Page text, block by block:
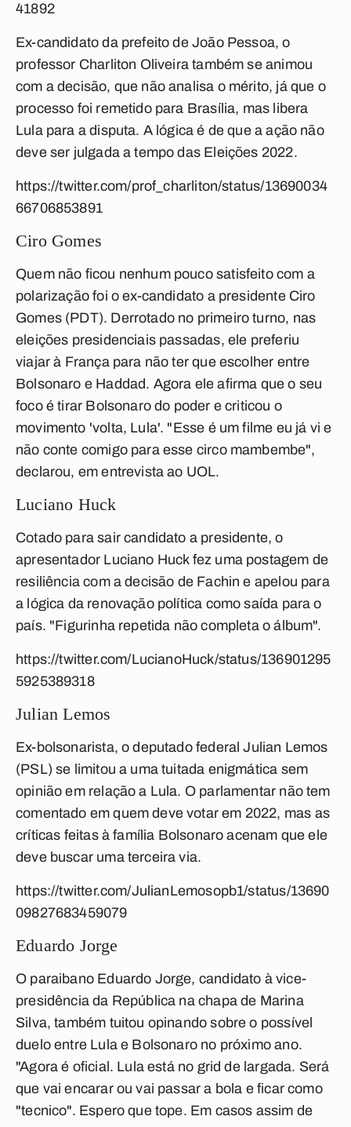
41892
Ex-candidato da prefeito de João Pessoa, o
professor Charliton Oliveira também se animou
com a decisão, que não analisa o mérito, já que o
processo foi remetido para Brasília, mas libera
Lula para a disputa. A lógica é de que a ação não
deve ser julgada a tempo das Eleições 2022.
https://twitter.com/prof_charliton/status/13690034
66706853891
Ciro Gomes
Quem não ficou nenhum pouco satisfeito com a
polarização foi o ex-candidato a presidente Ciro
Gomes (PDT). Derrotado no primeiro turno, nas
eleições presidenciais passadas, ele preferiu
viajar à França para não ter que escolher entre
Bolsonaro e Haddad. Agora ele afirma que o seu
foco é tirar Bolsonaro do poder e criticou o
movimento 'volta, Lula'. "Esse é um filme eu já vi e
não conte comigo para esse circo mambembe",
declarou, em entrevista ao UOL.
Luciano Huck
Cotado para sair candidato a presidente, o
apresentador Luciano Huck fez uma postagem de
resiliência com a decisão de Fachin e apelou para
a lógica da renovação política como saída para o
país. "Figurinha repetida não completa o álbum".
https://twitter.com/LucianoHuck/status/136901295
5925389318
Julian Lemos
Ex-bolsonarista, o deputado federal Julian Lemos
(PSL) se limitou a uma tuitada enigmática sem
opinião em relação a Lula. O parlamentar não tem
comentado em quem deve votar em 2022, mas as
críticas feitas à família Bolsonaro acenam que ele
deve buscar uma terceira via.
https://twitter.com/JulianLemosopb1/status/13690
09827683459079
Eduardo Jorge
O paraibano Eduardo Jorge, candidato à vice-
presidência da República na chapa de Marina
Silva, também tuitou opinando sobre o possível
duelo entre Lula e Bolsonaro no próximo ano.
"Agora é oficial. Lula está no grid de largada. Será
que vai encarar ou vai passar a bola e ficar como
"tecnico". Espero que tope. Em casos assim de